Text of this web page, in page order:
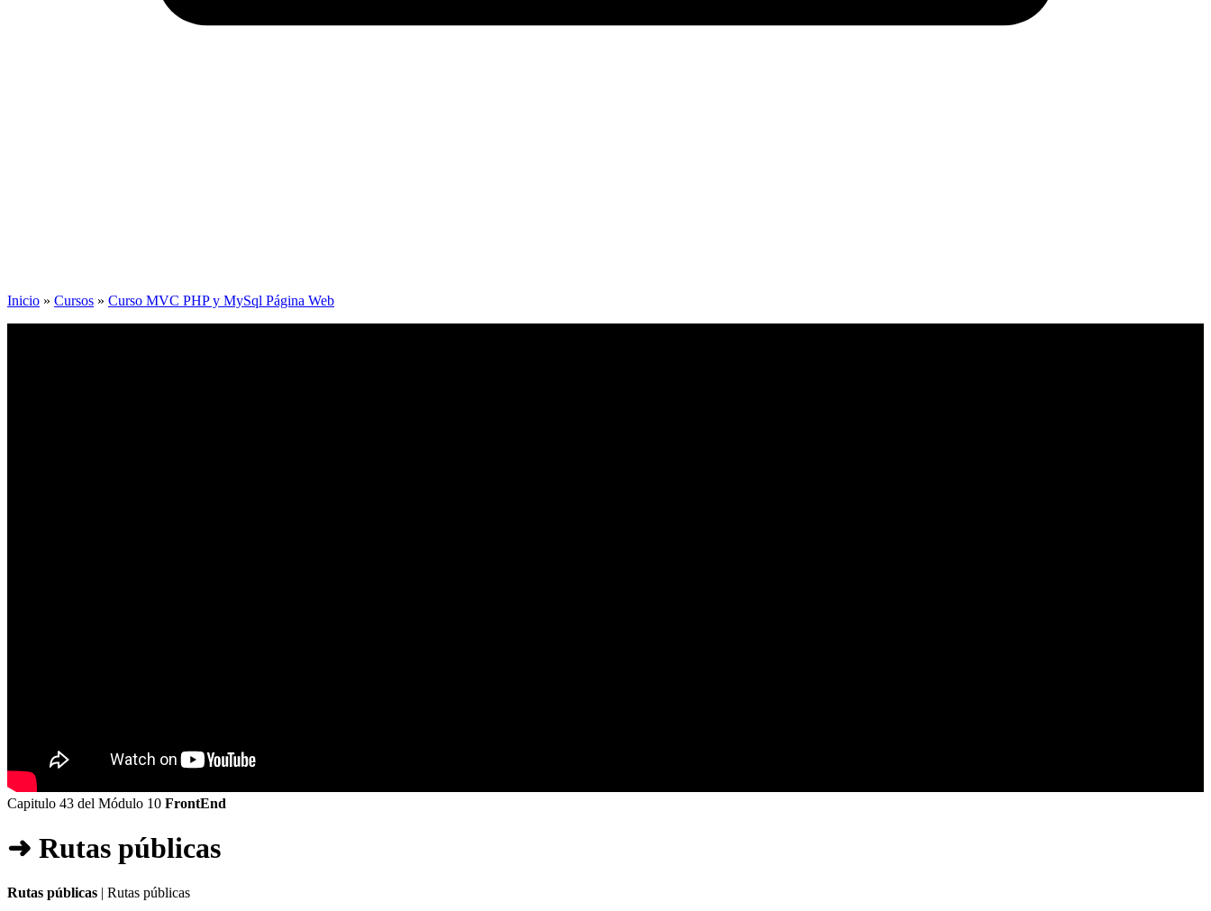
Inicio » Cursos » Curso MVC PHP y MySql Página Web
Capitulo 43 del Módulo 10 FrontEnd
➜ Rutas públicas
Rutas públicas | Rutas públicas